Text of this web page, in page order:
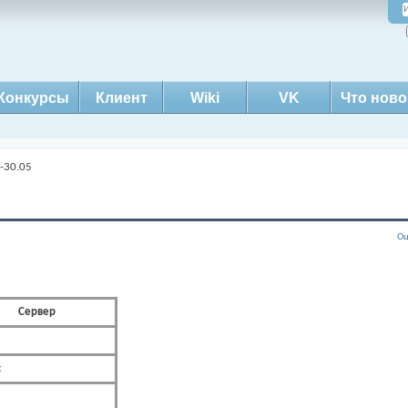
Конкурсы Клиент Wiki VK Что
30.05
Сервер